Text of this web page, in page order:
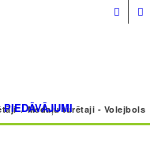
PIEDĀVĀJUMI
/ Medaļu turētaji - Volejbols